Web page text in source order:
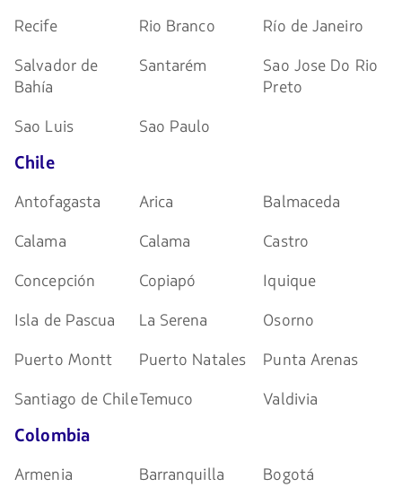
Recife Rio Branco
Río de Janeiro
Salvador de
Bahía
Santarém
Sao Jose Do Rio
Preto
Sao Luis
Sao Paulo
Chile
Antofagasta Arica
Balmaceda
Calama
Calama
Castro
Concepción
Copiapó
Iquique
Isla de Pascua
La Serena
Osorno
Puerto Montt
Puerto Natales
Punta Arenas
Santiago de ChileTemuco Valdivia
Colombia
Armenia Barranquilla
Bogotá